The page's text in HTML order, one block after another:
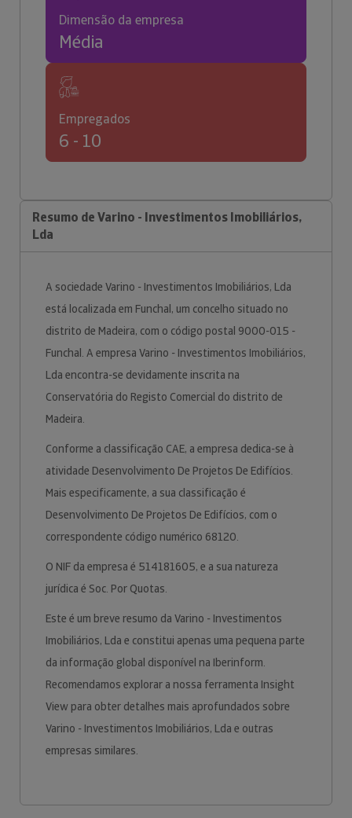
Dimensão da empresa
Média
Empregados
6 - 10
Resumo de Varino - Investimentos Imobiliários,
Lda
A sociedade Varino - Investimentos Imobiliários, Lda
está localizada em Funchal, um concelho situado no
distrito de Madeira, com o código postal 9000-015 -
Funchal. A empresa Varino - Investimentos Imobiliários,
Lda encontra-se devidamente inscrita na
Conservatória do Registo Comercial do distrito de
Madeira.
Conforme a classificação CAE, a empresa dedica-se à
atividade Desenvolvimento De Projetos De Edifícios.
Mais especificamente, a sua classificação é
Desenvolvimento De Projetos De Edifícios, com o
correspondente código numérico 68120.
O NIF da empresa é 514181605, e a sua natureza
jurídica é Soc. Por Quotas.
Este é um breve resumo da Varino - Investimentos
Imobiliários, Lda e constitui apenas uma pequena parte
da informação global disponível na Iberinform.
Recomendamos explorar a nossa ferramenta Insight
View para obter detalhes mais aprofundados sobre
Varino - Investimentos Imobiliários, Lda e outras
empresas similares.